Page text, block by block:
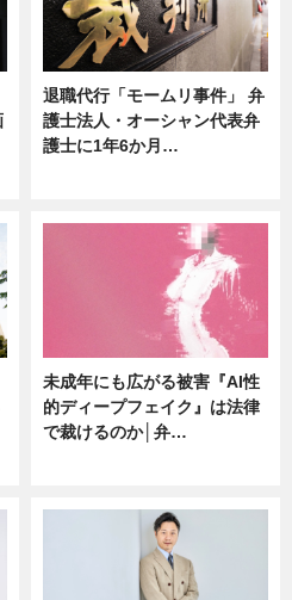
退職代行「モームリ事件」 弁
護士法人・オーシャン代表弁
護士に1年6か月…
未成年にも広がる被害『AI性
的ディープフェイク』は法律
で裁けるのか│弁…